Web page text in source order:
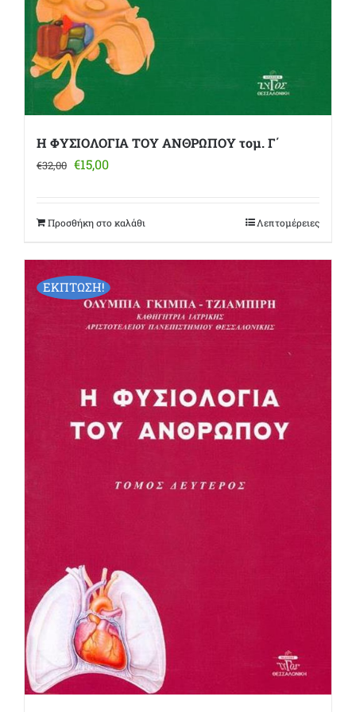
Η ΦΥΣΙΟΛΟΓΙΑ ΤΟΥ ΑΝΘΡΩΠΟΥ τομ. Γ΄
€32,00 Original
€32,00.
€15,00Η
είναι:
Προσθήκη στο καλάθι Λεπτομέρειες
ΕΚΠΤΩΣΗ!